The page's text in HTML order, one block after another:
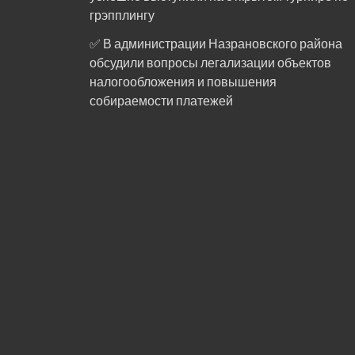
грэпплингу
✅ В администрации Назрановского района
обсудили вопросы легализации объектов
налогообложения и повышения
собираемости платежей